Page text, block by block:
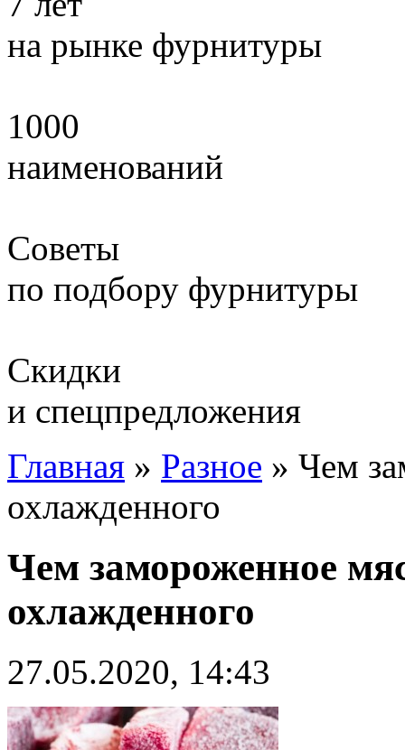
на рынке фурнитуры
1000
наименований
Советы
по подбору фурнитуры
Скидки
и спецпредложения
Главная » Разное » Чем
охлажденного
Чем замороженное
охлажденного
27.05.2020, 14:43